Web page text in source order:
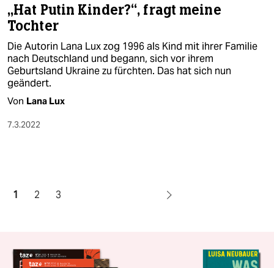
„Hat Putin Kinder?“, fragt meine
Tochter
Die Autorin Lana Lux zog 1996 als Kind mit ihrer Familie
nach Deutschland und begann, sich vor ihrem
Geburtsland Ukraine zu fürchten. Das hat sich nun
geändert.
Von Lana Lux
7.3.2022
1 2 3